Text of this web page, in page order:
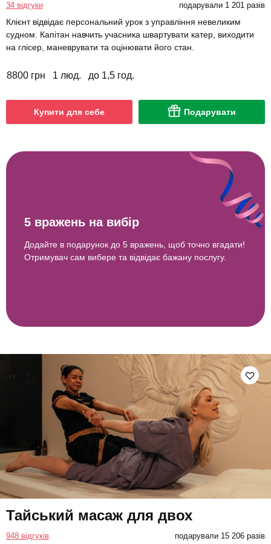
34 відгуки подарували 1 201 разів
Клієнт відвідає персональний урок з управління невеликим
судном. Капітан навчить учасника швартувати катер, виходити
на глісер, маневрувати та оцінювати його стан.
8800 грн 1 люд. до 1,5 год.
Купити для себе Подарувати
5 вражень на вибір
Додайте в подарунок до 5 вражень, щоб точно вгадати!
Отримувач сам вибере та відвідає бажану послугу.
Тайський масаж для двох
948 відгуків подарували 15 206 разів